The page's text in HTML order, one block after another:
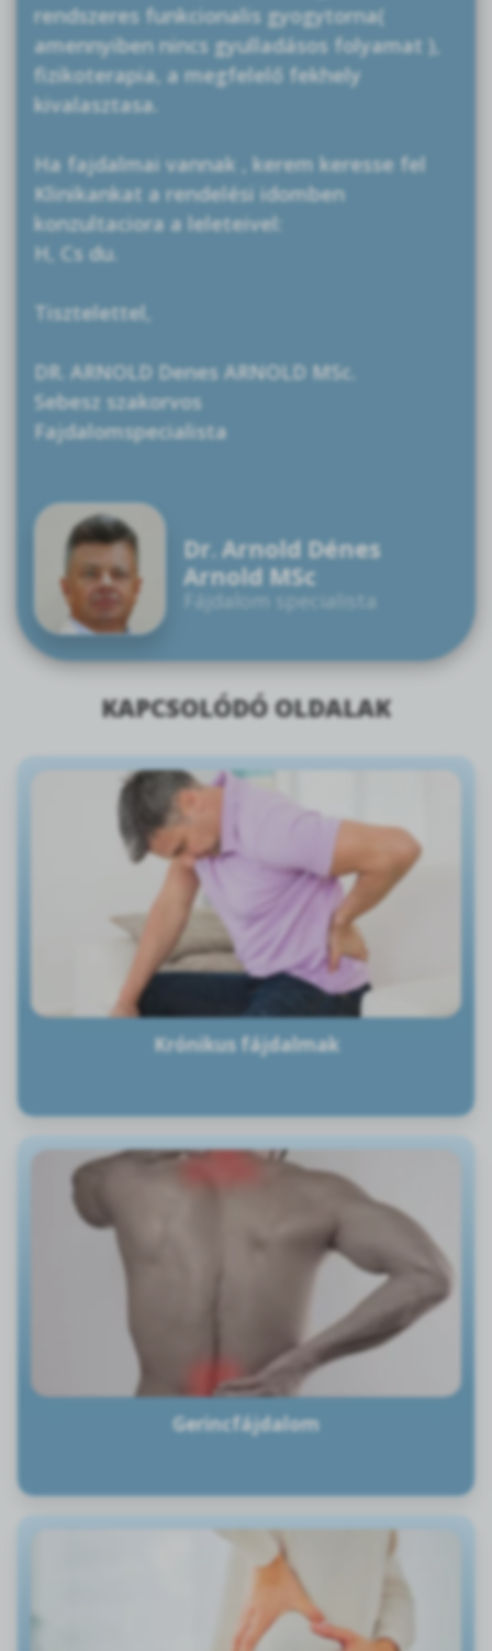
rendszeres funkcionalis gyogytorna(
amennyiben nincs gyulladásos folyamat ),
fizikoterapia, a megfelelő fekhely
kivalasztasa.
Ha fajdalmai vannak , kerem keresse fel
Klinikankat a rendelési idomben
konzultaciora a leleteivel:
H, Cs du.
Tisztelettel,
DR. ARNOLD Denes ARNOLD MSc.
Sebesz szakorvos
Fajdalomspecialista
Dr. Arnold Dénes
Arnold MSc
Fájdalom specialista
KAPCSOLÓDÓ OLDALAK
Krónikus fájdalmak
Gerincfájdalom